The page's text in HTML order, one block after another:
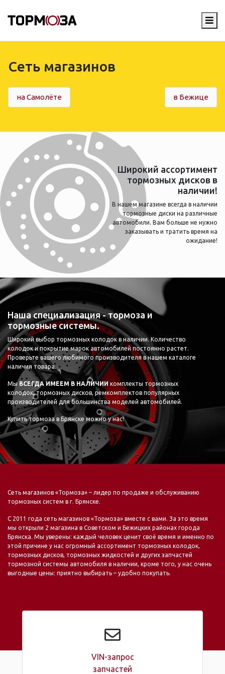
Сеть магазинов
на Самолёте в Бежице
Широкий ассортимент
тормозных дисков в
наличии!
В нашем магазине всегда в наличии
тормозные диски на различные
автомобили. Вам больше не нужно
заказывать и тратить время на
ожидание!
Наша специализация - тормоза и
тормозные системы.
Широкий выбор тормозных колодок в наличии. Количество
колодок и покрытие марок автомобилей постоянно растет.
Проверьте вашего любимого производителя в нашем каталоге
наличия товара.
Мы ВСЕГДА ИМЕЕМ В НАЛИЧИИ комплекты тормозных
колодок, тормозных дисков, ремкомплектов популярных
производителей для большинства моделей автомобилей.
Купить тормоза в Брянске можно у нас!
Сеть магазинов «Тормоза» – лидер по продаже и обслуживанию
тормозных систем в г. Брянске.
С 2011 года сеть магазинов «Тормоза» вместе с вами. За это время
мы открыли 2 магазина в Советском и Бежицких районах города
Брянска. Мы уверены: каждый человек ценит своё время и именно по
этой причине у нас огромный ассортимент тормозных колодок,
тормозных дисков, тормозных жидкостей и других запчастей
тормозной системы автомобиля в наличии, кроме того, у нас очень
выгодные цены: приятно выбирать – удобно покупать.
VIN-запрос
запчастей